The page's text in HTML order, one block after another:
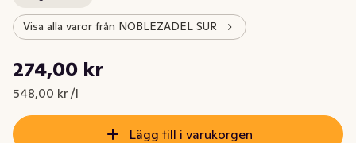
Visa alla varor från NOBLEZADEL SUR
Nuvarande pris är: 274,00 kr
274,00 kr
548,00 kr /l
Styckpris: 548,00 kr /l
Lägg till i varukorgen